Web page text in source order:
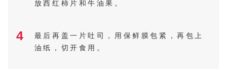
放西红柿片和牛油果。
4
最后再盖一片吐司，用保鲜膜包紧，再包上
油纸，切开食用。